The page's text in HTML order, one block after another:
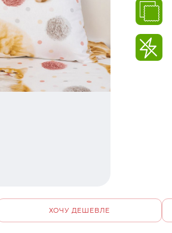
ХОЧУ ДЕШЕВЛЕ